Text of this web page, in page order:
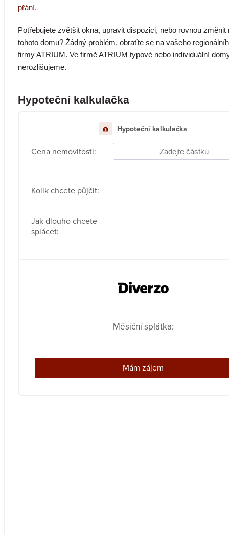
přání.
Potřebujete zvětšit okna, upravit dispozici, nebo rovnou změnit
tohoto domu? Žádný problém, obraťte se na vašeho
firmy ATRIUM. Ve firmě ATRIUM typové nebo individuální
nerozlišujeme.
Hypoteční kalkulačka